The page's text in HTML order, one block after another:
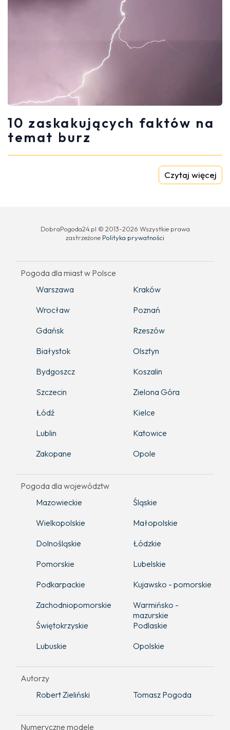
10 zaskakujących faktów na
temat burz
Czytaj więcej
DobraPogoda24.pl © 2013-2026 Wszystkie prawa
zastrzeżone Polityka prywatności
Pogoda dla miast w Polsce
Warszawa
Kraków
Wrocław
Poznań
Gdańsk
Rzeszów
Białystok
Olsztyn
Bydgoszcz
Koszalin
Szczecin
Zielona Góra
Łódź
Kielce
Lublin
Katowice
Zakopane
Opole
Pogoda dla województw
Mazowieckie
Śląskie
Wielkopolskie
Małopolskie
Dolnośląskie
Łódzkie
Pomorskie
Lubelskie
Podkarpackie
Kujawsko - pomorskie
Zachodniopomorskie
Warmińsko -
mazurskie
Świętokrzyskie
Podlaskie
Lubuskie
Opolskie
Autorzy
Robert Zieliński
Tomasz Pogoda
Numeryczne modele